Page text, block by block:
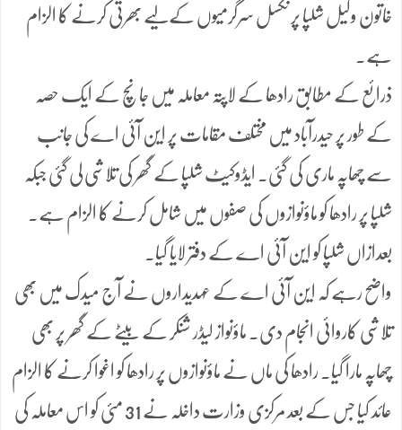
خاتون وکیل شلپا پر نکسل سرگرمیوں کےلیے بھرتی کرنے کا الزام
ہے۔
ذرائع کے مطابق رادھا کے لاپتہ معاملہ میں جانچ کے ایک حصہ
کے طور پر حیدرآباد میں مختلف مقامات پر این آئی اے کی جانب
سے چھاپہ ماری کی گئی۔ ایڈوکیٹ شلپا کے گھر کی تلاشی لی گئی جبکہ
شلپا پر رادھا کو ماؤنوازوں کی صفوں میں شامل کرنے کا الزام ہے۔
بعدازاں شلپا کو این آئی اے کے دفتر لایا گیا۔
واضح رہے کہ این آئی اے کے عہدیداروں نے آج میدک میں بھی
تلاشی کاروائی انجام دی۔ ماؤنواز لیڈر شنکر کے بیٹے کے گھر پر بھی
چھاپہ مارا گیا۔ رادھا کی ماں نے ماؤنوازوں پر رادھا کو اغوا کرنے کا الزام
عائد کیا جس کے بعد مرکزی وزارت داخلہ نے 31 مئی کو اس معاملہ کی